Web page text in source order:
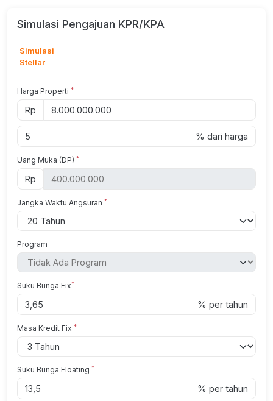
Simulasi Pengajuan KPR/KPA
Simulasi
Stellar
Harga Properti *
Rp
% dari harga
Uang Muka (DP) *
Rp
Jangka Waktu Angsuran *
Program
Suku Bunga Fix*
% per tahun
Masa Kredit Fix *
Suku Bunga Floating *
% per tahun